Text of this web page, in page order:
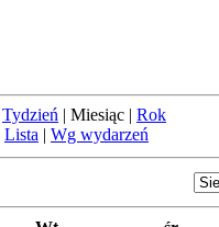
Tydzień | Miesiąc | Rok
Lista | Wg wydarzeń